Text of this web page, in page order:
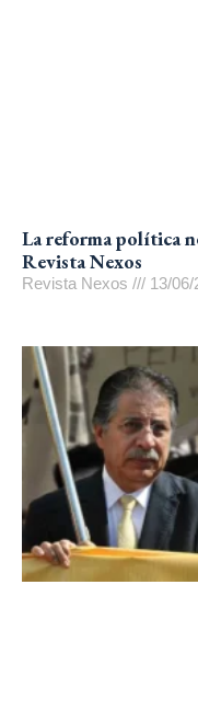
La reforma política
Revista Nexos
Revista Nexos 13/06/